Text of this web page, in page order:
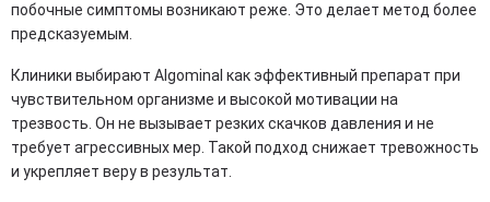
побочные симптомы возникают реже. Это делает метод более
предсказуемым.
Клиники выбирают Algominal как эффективный препарат при
чувствительном организме и высокой мотивации на
трезвость. Он не вызывает резких скачков давления и не
требует агрессивных мер. Такой подход снижает тревожность
и укрепляет веру в результат.